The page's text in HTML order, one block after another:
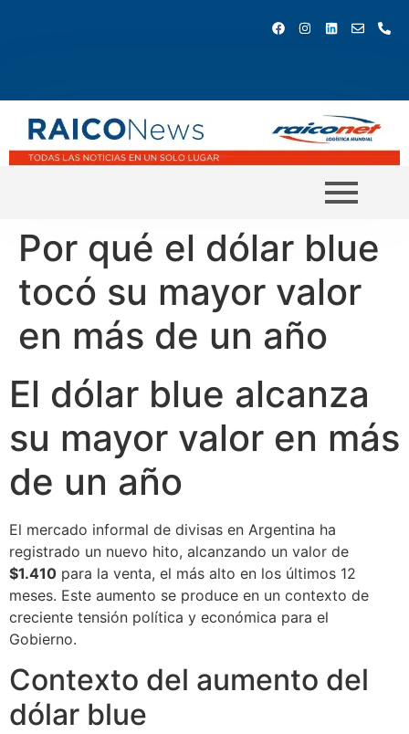
Por qué el dólar blue
tocó su mayor valor
en más de un año
El dólar blue alcanza
su mayor valor en más
de un año
El mercado informal de divisas en Argentina ha
registrado un nuevo hito, alcanzando un valor de
$1.410 para la venta, el más alto en los últimos 12
meses. Este aumento se produce en un contexto de
creciente tensión política y económica para el
Gobierno.
Contexto del aumento del
dólar blue